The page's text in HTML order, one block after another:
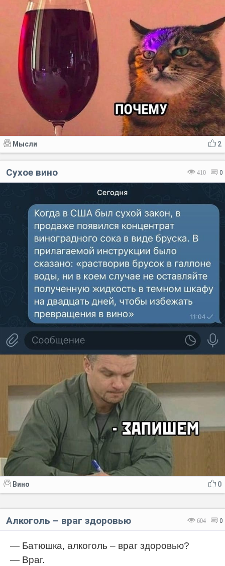
2
Мысли
410 0
Сухое вино
0
Вино
604 0
Алкоголь – враг здоровью
— Батюшка, алкоголь – враг здоровью?
— Враг.